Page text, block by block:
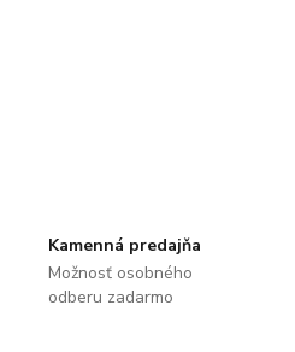
Kamenná predajňa
Možnosť osobného
odberu zadarmo